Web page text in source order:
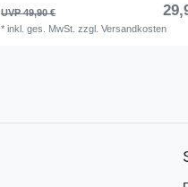
UVP 49,90 €
*inkl. ges. MwSt. zzgl.Versandkosten